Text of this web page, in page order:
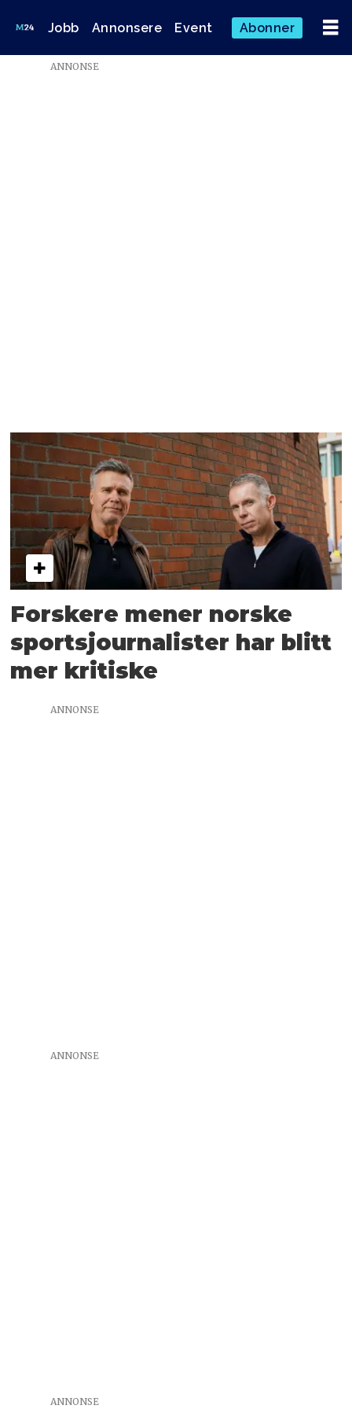
Jobb Annonsere Event Abonner
Emne:
ANNONSE
Forskere mener norske
sportsjournalister har blitt
mer kritiske
ANNONSE
ANNONSE
ANNONSE